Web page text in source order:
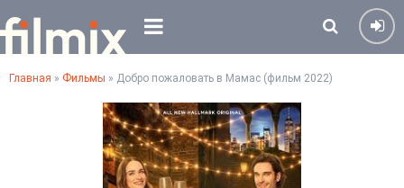
Главная » Фильмы » Добро пожаловать в Мамас (фильм 2022)